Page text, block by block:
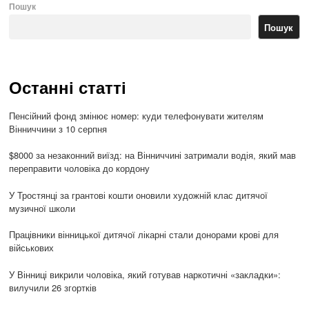
Пошук
Пошук
Останні статті
Пенсійний фонд змінює номер: куди телефонувати жителям
Вінниччини з 10 серпня
$8000 за незаконний виїзд: на Вінниччині затримали водія, який мав
переправити чоловіка до кордону
У Тростянці за грантові кошти оновили художній клас дитячої
музичної школи
Працівники вінницької дитячої лікарні стали донорами крові для
військових
У Вінниці викрили чоловіка, який готував наркотичні «закладки»:
вилучили 26 згортків